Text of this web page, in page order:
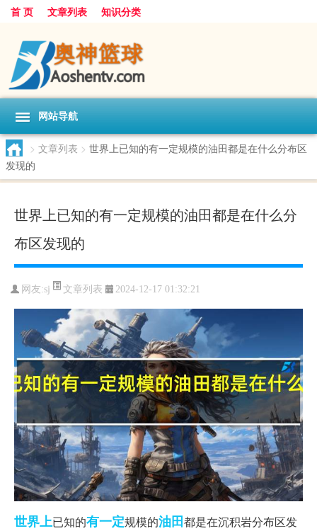
首 页 文章列表 知识分类
网站导航
> 文章列表 > 世界上已知的有一定规模的油田都是在什么分布区
发现的
世界上已知的有一定规模的油田都是在什么分
布区发现的
网友:sj 文章列表 2024-12-17 01:32:21
世界上已知的有一定规模的油田都是在沉积岩分布区发